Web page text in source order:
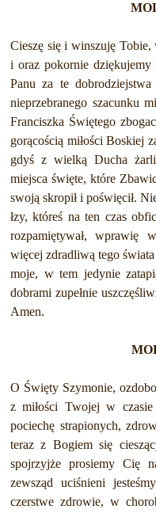
Cieszę się i winszuję
i oraz pokornie dziękujemy
Panu za te
nieprzebranego szacunku
Franciszka Świętego
gorącością miłości Boskiej
gdyś z wielką Ducha
miejsca święte, które
swoją skropił i poświęcił.
łzy, któreś na ten czas
rozpamiętywał, wprawię
więcej zdradliwą tego świata
moje, w tem jedynie
dobrami zupełnie
Amen.
O Święty Szymonie,
z miłości Twojej w
pociechę strapionych,
teraz z Bogiem się
spojrzyjże prosiemy Cię
zewsząd uciśnieni
czerstwe zdrowie, w